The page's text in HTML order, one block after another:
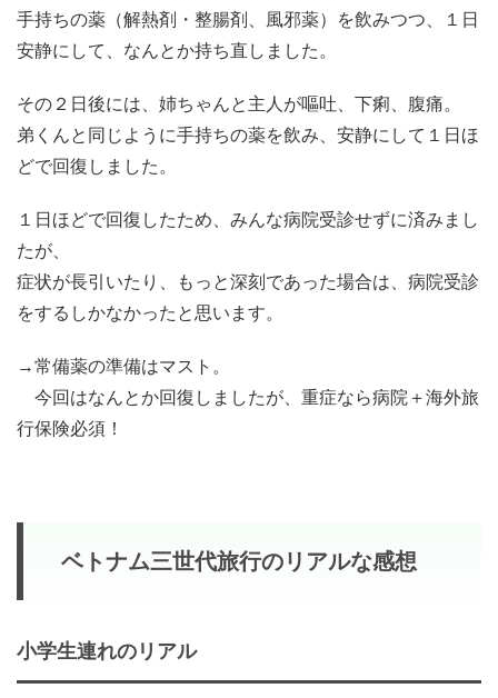
手持ちの薬（解熱剤・整腸剤、風邪薬）を飲みつつ、１日
安静にして、なんとか持ち直しました。
その２日後には、姉ちゃんと主人が嘔吐、下痢、腹痛。
弟くんと同じように手持ちの薬を飲み、安静にして１日ほ
どで回復しました。
１日ほどで回復したため、みんな病院受診せずに済みまし
たが、
症状が長引いたり、もっと深刻であった場合は、病院受診
をするしかなかったと思います。
→常備薬の準備はマスト。
今回はなんとか回復しましたが、重症なら病院＋海外旅
行保険必須！
ベトナム三世代旅行のリアルな感想
小学生連れのリアル